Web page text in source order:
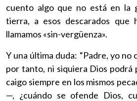
cuento algo que no está en la
tierra, a esos descarados que
llamamos «sin-vergüenza».
Y una última duda: “Padre, yo no
por tanto, ni siquiera Dios podrá
caigo siempre en los mismos
—, ¿cuándo se ofende Dios,